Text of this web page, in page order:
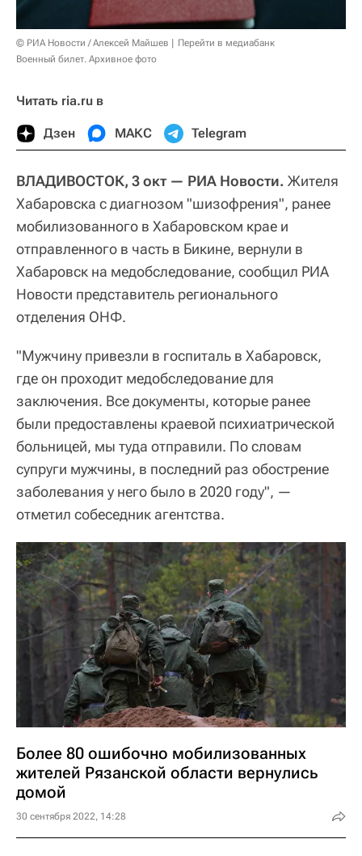
© РИА Новости / Алексей Майшев
Перейти в медиабанк
Военный билет. Архивное фото
Читать ria.ru в
Дзен МАКС Telegram
ВЛАДИВОСТОК, 3 окт — РИА Новости. Жителя
Хабаровска с диагнозом "шизофрения", ранее
мобилизованного в Хабаровском крае и
отправленного в часть в Бикине, вернули в
Хабаровск на медобследование, сообщил РИА
Новости представитель регионального
отделения ОНФ.
"Мужчину привезли в госпиталь в Хабаровск,
где он проходит медобследование для
заключения. Все документы, которые ранее
были предоставлены краевой психиатрической
больницей, мы туда отправили. По словам
супруги мужчины, в последний раз обострение
заболевания у него было в 2020 году", —
отметил собеседник агентства.
Более 80 ошибочно мобилизованных
жителей Рязанской области вернулись
домой
30 сентября 2022, 14:28